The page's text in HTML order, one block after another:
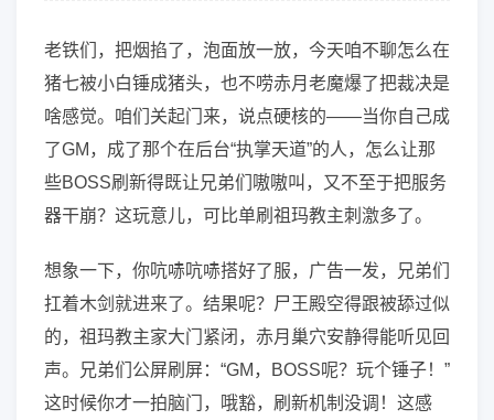
老铁们，把烟掐了，泡面放一放，今天咱不聊怎么在
猪七被小白锤成猪头，也不唠赤月老魔爆了把裁决是
啥感觉。咱们关起门来，说点硬核的——当你自己成
了GM，成了那个在后台“执掌天道”的人，怎么让那
些BOSS刷新得既让兄弟们嗷嗷叫，又不至于把服务
器干崩？这玩意儿，可比单刷祖玛教主刺激多了。
想象一下，你吭哧吭哧搭好了服，广告一发，兄弟们
扛着木剑就进来了。结果呢？尸王殿空得跟被舔过似
的，祖玛教主家大门紧闭，赤月巢穴安静得能听见回
声。兄弟们公屏刷屏：“GM，BOSS呢？玩个锤子！”
这时候你才一拍脑门，哦豁，刷新机制没调！这感